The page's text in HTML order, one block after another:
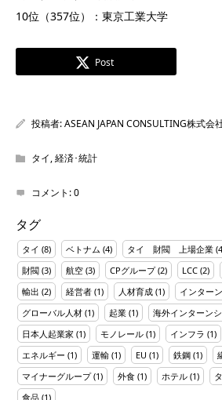
10位（357位）：東京工業大学
Post
投稿者:ASEAN JAPAN CONSULTING株式会
タイ,経済･統計
コメント:0
タグ
タイ (8) ベトナム (4) タイ 財閥 上場企業
財閥 (3) 航空 (3) CPグループ(2) LCC (2)
輸出 (2) 経営者 (1) 人材育成 (1) インター
グローバル人材 (1) 起業 (1) 海外インターン
日本人起業家 (1) モノレール (1) インフラ (1)
エネルギー (1) 運輸 (1) EU (1) 鉄鋼 (1)
マイナーグループ(1) 外食 (1) ホテル (1)
食品 (1)